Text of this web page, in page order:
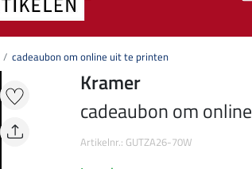
cadeaubon om online uit te printen
Kramer
cadeaubon om
Artikelnr.: GUTZA26-70W